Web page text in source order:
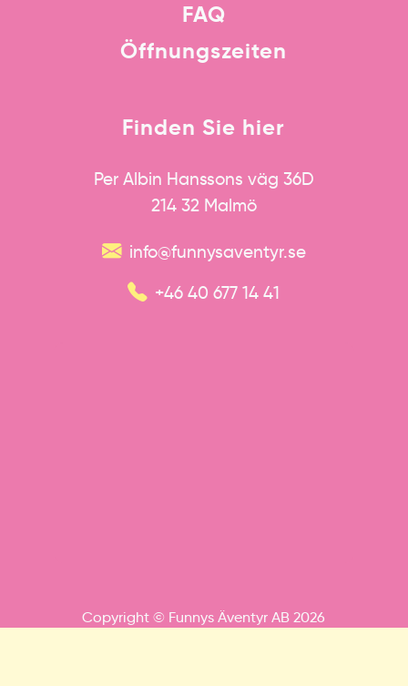
FAQ
Öffnungszeiten
Finden Sie hier
Per Albin Hanssons väg 36D
214 32 Malmö
info@funnysaventyr.se
+46 40 677 14 41
Copyright © Funnys Äventyr AB 2026